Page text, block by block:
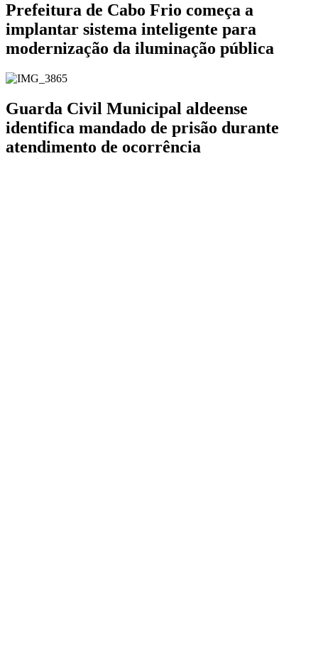
Prefeitura de Cabo Frio começa a
implantar sistema inteligente para
modernização da iluminação pública
Guarda Civil Municipal aldeense
identifica mandado de prisão durante
atendimento de ocorrência